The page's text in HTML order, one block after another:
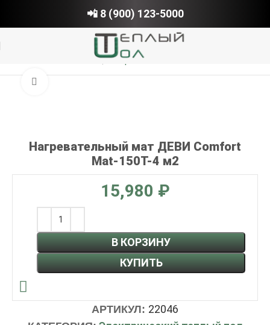
📲 8 (900) 123-5000
Нагревательный мат ДЕВИ Comfort
Mat-150T-4 м2
₽
В КОРЗИНУ
КУПИТЬ
АРТИКУЛ: 22046